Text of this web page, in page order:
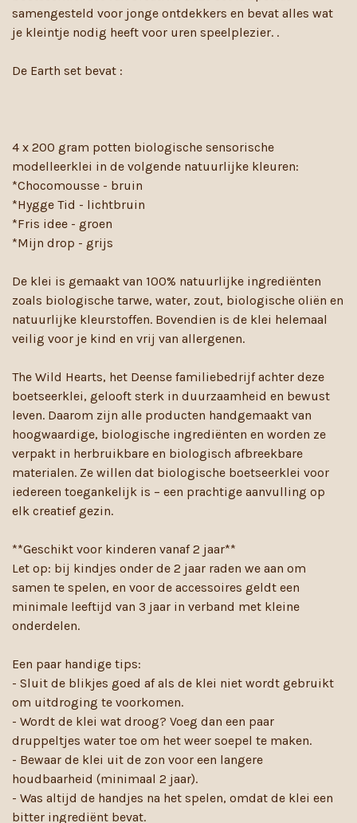
samengesteld voor jonge ontdekkers en bevat alles wat
je kleintje nodig heeft voor uren speelplezier. .
De Earth set bevat :
4 x 200 gram potten biologische sensorische
modelleerklei in de volgende natuurlijke kleuren:
*Chocomousse - bruin
*Hygge Tid - lichtbruin
*Fris idee - groen
*Mijn drop - grijs
De klei is gemaakt van 100% natuurlijke ingrediënten
zoals biologische tarwe, water, zout, biologische oliën en
natuurlijke kleurstoffen. Bovendien is de klei helemaal
veilig voor je kind en vrij van allergenen.
The Wild Hearts, het Deense familiebedrijf achter deze
boetseerklei, gelooft sterk in duurzaamheid en bewust
leven. Daarom zijn alle producten handgemaakt van
hoogwaardige, biologische ingrediënten en worden ze
verpakt in herbruikbare en biologisch afbreekbare
materialen. Ze willen dat biologische boetseerklei voor
iedereen toegankelijk is – een prachtige aanvulling op
elk creatief gezin.
**Geschikt voor kinderen vanaf 2 jaar**
Let op: bij kindjes onder de 2 jaar raden we aan om
samen te spelen, en voor de accessoires geldt een
minimale leeftijd van 3 jaar in verband met kleine
onderdelen.
Een paar handige tips:
- Sluit de blikjes goed af als de klei niet wordt gebruikt
om uitdroging te voorkomen.
- Wordt de klei wat droog? Voeg dan een paar
druppeltjes water toe om het weer soepel te maken.
- Bewaar de klei uit de zon voor een langere
houdbaarheid (minimaal 2 jaar).
- Was altijd de handjes na het spelen, omdat de klei een
bitter ingrediënt bevat.